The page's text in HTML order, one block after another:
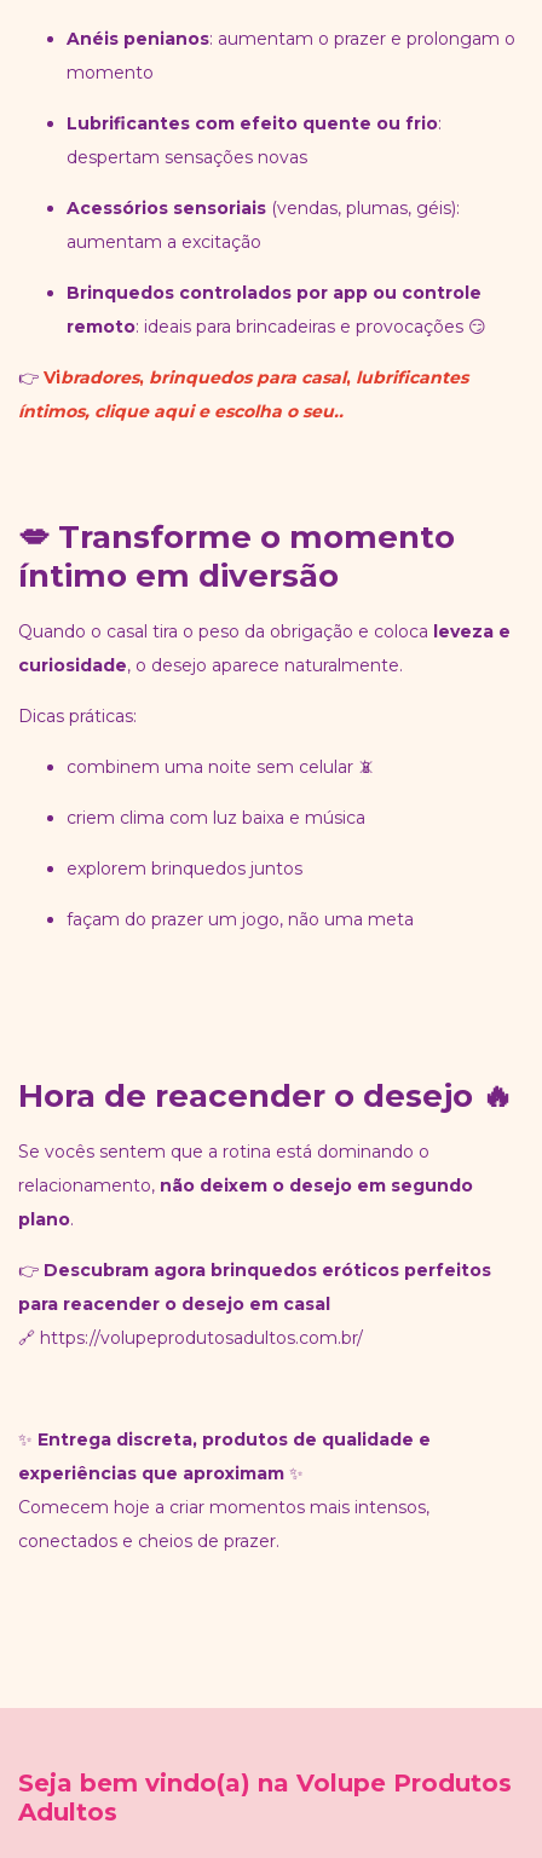
Anéis penianos: aumentam o prazer e prolongam o
momento
Lubrificantes com efeito quente ou frio:
despertam sensações novas
Acessórios sensoriais (vendas, plumas, géis):
aumentam a excitação
Brinquedos controlados por app ou controle
remoto: ideais para brincadeiras e provocações 😏
👉 Vibradores, brinquedos para casal, lubrificantes
íntimos, clique aqui e escolha o seu..
💋 Transforme o momento
íntimo em diversão
Quando o casal tira o peso da obrigação e coloca leveza e
curiosidade, o desejo aparece naturalmente.
Dicas práticas:
combinem uma noite sem celular 📵
criem clima com luz baixa e música
explorem brinquedos juntos
façam do prazer um jogo, não uma meta
Hora de reacender o desejo 🔥
Se vocês sentem que a rotina está dominando o
relacionamento, não deixem o desejo em segundo
plano.
👉 Descubram agora brinquedos eróticos perfeitos
para reacender o desejo em casal
🔗 https://volupeprodutosadultos.com.br/
✨ Entrega discreta, produtos de qualidade e
experiências que aproximam ✨
Comecem hoje a criar momentos mais intensos,
conectados e cheios de prazer.
Seja bem vindo(a) na Volupe Produtos
Adultos